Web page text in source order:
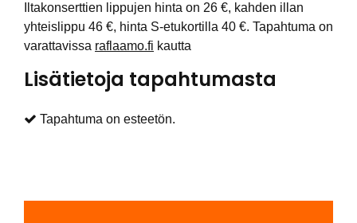
Iltakonserttien lippujen hinta on 26 €, kahden illan
yhteislippu 46 €, hinta S-etukortilla 40 €. Tapahtuma on
varattavissa raflaamo.fi kautta
Lisätietoja tapahtumasta
Tapahtuma on esteetön.